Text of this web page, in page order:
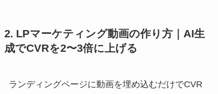
2. LPマーケティング動画の作り方｜AI生
成でCVRを2〜3倍に上げる
ランディングページに動画を埋め込むだけでCVR